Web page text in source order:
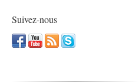
Suivez-nous